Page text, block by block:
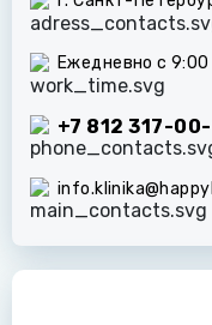
Ежедневно с 9:00
+7 812 317-